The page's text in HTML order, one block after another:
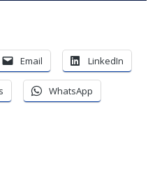
Email LinkedIn
WhatsApp